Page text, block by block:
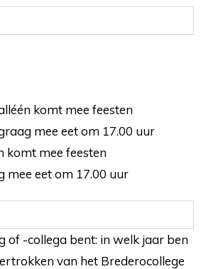
komt mee feesten
mee eet om 17.00 uur
komt mee feesten
mee eet om 17.00 uur
of -collega bent: in welk jaar ben
van het Brederocollege